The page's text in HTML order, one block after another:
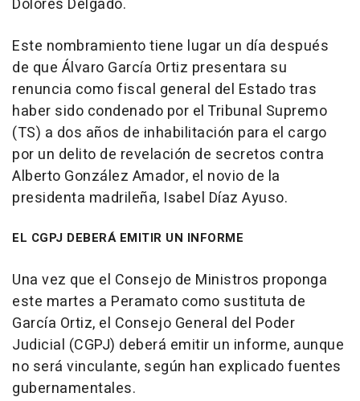
Dolores Delgado.
Este nombramiento tiene lugar un día después
de que Álvaro García Ortiz presentara su
renuncia como fiscal general del Estado tras
haber sido condenado por el Tribunal Supremo
(TS) a dos años de inhabilitación para el cargo
por un delito de revelación de secretos contra
Alberto González Amador, el novio de la
presidenta madrileña, Isabel Díaz Ayuso.
EL CGPJ DEBERÁ EMITIR UN INFORME
Una vez que el Consejo de Ministros proponga
este martes a Peramato como sustituta de
García Ortiz, el Consejo General del Poder
Judicial (CGPJ) deberá emitir un informe, aunque
no será vinculante, según han explicado fuentes
gubernamentales.